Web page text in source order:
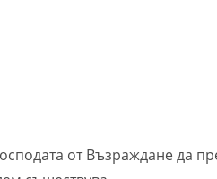
от Възрaждaнe да